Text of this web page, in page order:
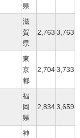
県
滋
賀
県
2,763 3,763
東
京
都
2,7043,733
福
岡
県
2,8343,659
神